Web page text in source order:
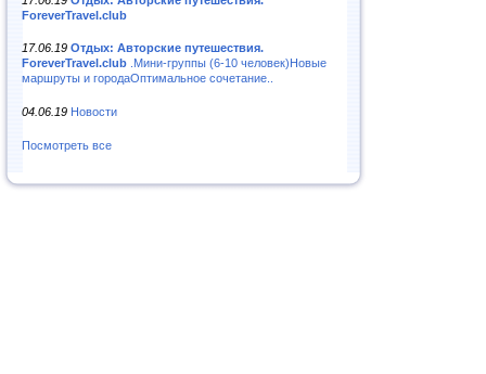
ForeverTravel.club
17.06.19 Отдых: Авторские путешествия.
ForeverTravel.club .Мини-группы (6-10 человек)Новые
маршруты и городаОптимальное сочетание..
04.06.19 Новости
Посмотреть все